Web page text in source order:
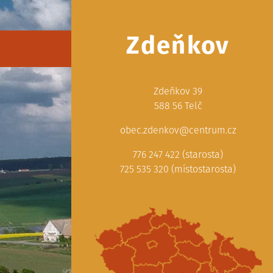
Zdeňkov
Zdeňkov 39
588 56 Telč
obec.zdenkov@centrum.cz
776 247 422 (starosta)
725 535 320 (místostarosta)